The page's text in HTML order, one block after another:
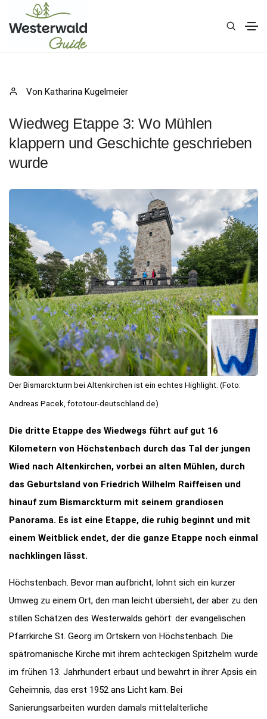
Von Katharina Kugelmeier
Wiedweg Etappe 3: Wo Mühlen
klappern und Geschichte geschrieben
wurde
Der Bismarckturm bei Altenkirchen ist ein echtes Highlight. (Foto:
Andreas Pacek, fototour-deutschland.de)
Die dritte Etappe des Wiedwegs führt auf gut 16
Kilometern von Höchstenbach durch das Tal der jungen
Wied nach Altenkirchen, vorbei an alten Mühlen, durch
das Geburtsland von Friedrich Wilhelm Raiffeisen und
hinauf zum Bismarckturm mit seinem grandiosen
Panorama. Es ist eine Etappe, die ruhig beginnt und mit
einem Weitblick endet, der die ganze Etappe noch einmal
nachklingen lässt.
Höchstenbach. Bevor man aufbricht, lohnt sich ein kurzer
Umweg zu einem Ort, den man leicht übersieht, der aber zu den
stillen Schätzen des Westerwalds gehört: der evangelischen
Pfarrkirche St. Georg im Ortskern von Höchstenbach. Die
spätromanische Kirche mit ihrem achteckigen Spitzhelm wurde
im frühen 13. Jahrhundert erbaut und bewahrt in ihrer Apsis ein
Geheimnis, das erst 1952 ans Licht kam. Bei
Sanierungsarbeiten wurden damals mittelalterliche